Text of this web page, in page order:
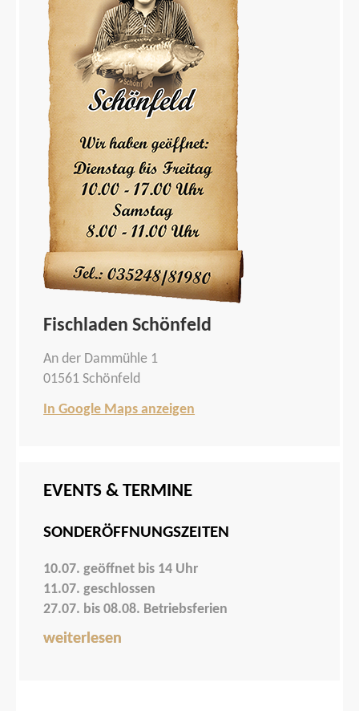
Fischladen Schönfeld
An der Dammühle 1
01561 Schönfeld
In Google Maps anzeigen
EVENTS & TERMINE
SONDERÖFFNUNGSZEITEN
10.07. geöffnet bis 14 Uhr
11.07. geschlossen
27.07. bis 08.08. Betriebsferien
weiterlesen